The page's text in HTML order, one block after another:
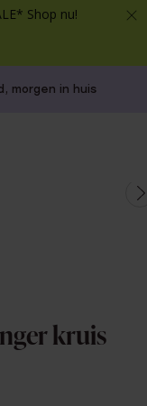
Shop nu!
morgen in huis
kruis